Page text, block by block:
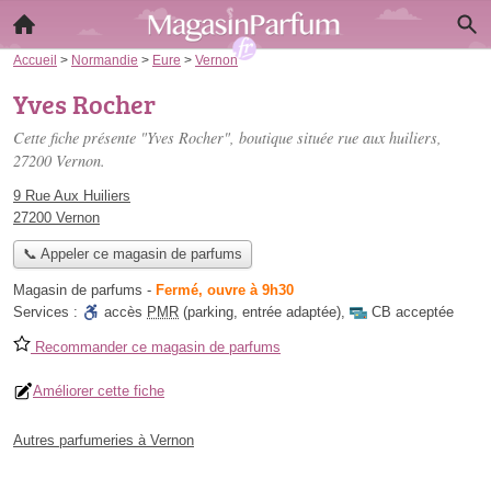
Accueil > Normandie > Eure > Vernon
Yves Rocher
Cette fiche présente "Yves Rocher", boutique située rue aux huiliers,
27200 Vernon.
9 Rue Aux Huiliers
27200 Vernon
📞 Appeler ce magasin de parfums
Magasin de parfums - Fermé, ouvre à 9h30
Services :
accès PMR (parking, entrée adaptée), CB acceptée
Recommander ce magasin de parfums
Améliorer cette fiche
Autres parfumeries à Vernon